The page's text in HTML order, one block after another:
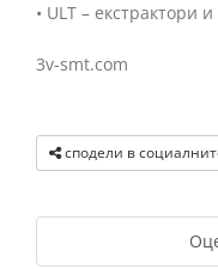
• ULT – екстрактори
3v-smt.com
сподели в